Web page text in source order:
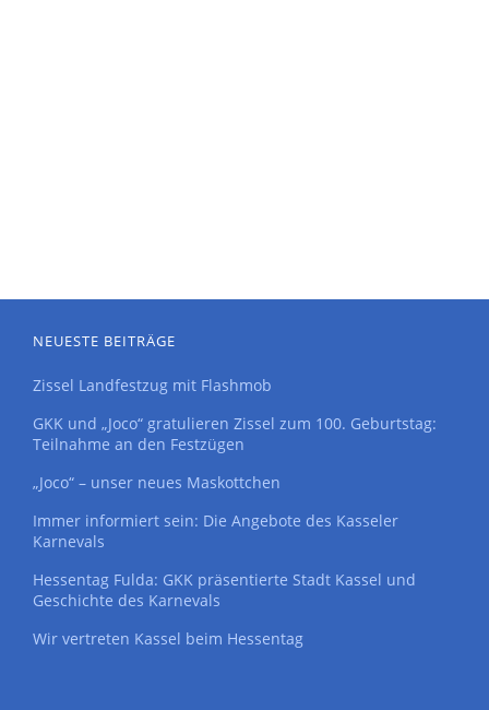
NEUESTE BEITRÄGE
Zissel Landfestzug mit Flashmob
GKK und „Joco“ gratulieren Zissel zum 100. Geburtstag:
Teilnahme an den Festzügen
„Joco“ – unser neues Maskottchen
Immer informiert sein: Die Angebote des Kasseler
Karnevals
Hessentag Fulda: GKK präsentierte Stadt Kassel und
Geschichte des Karnevals
Wir vertreten Kassel beim Hessentag